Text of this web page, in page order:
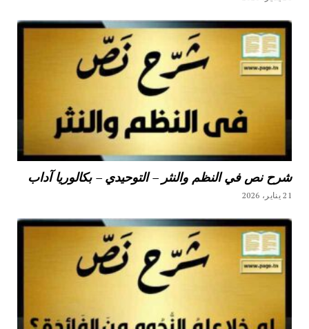
شرح نص في النظم والنثر – التوحيدي – بكالوريا آداب
21 يناير، 2026